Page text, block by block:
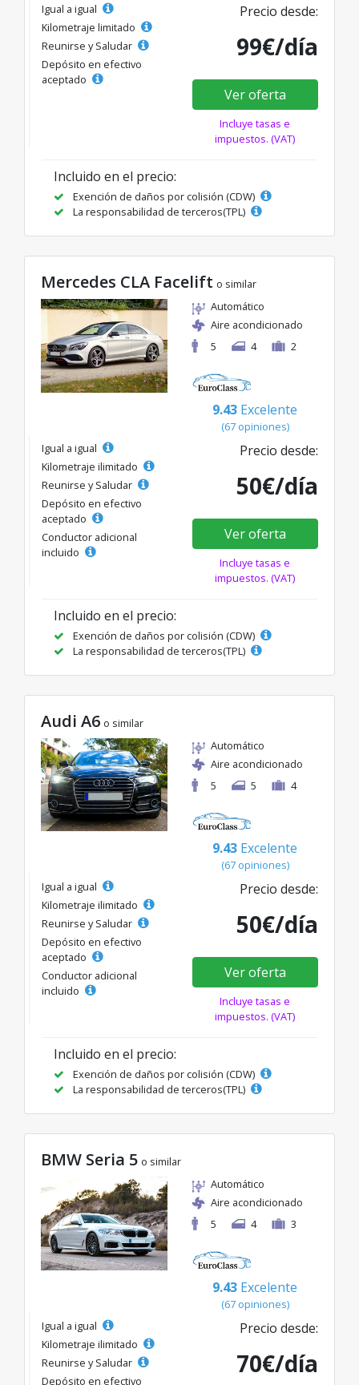
Igual a igual
Kilometraje limitado
Reunirse y Saludar
Depósito en efectivo
aceptado
Precio desde:
99€/día
Ver oferta
Incluye tasas e
impuestos. (VAT)
Incluido en el precio:
Exención de daños por colisión (CDW)
La responsabilidad de terceros(TPL)
Mercedes CLA Facelift o similar
Automático
Aire acondicionado
5
4 2
9.43 Excelente
(67 opiniones)
Igual a igual
Kilometraje ilimitado
Reunirse y Saludar
Depósito en efectivo
aceptado
Conductor adicional
incluido
Precio desde:
50€/día
Ver oferta
Incluye tasas e
impuestos. (VAT)
Incluido en el precio:
Exención de daños por colisión (CDW)
La responsabilidad de terceros(TPL)
Audi A6 o similar
Automático
Aire acondicionado
5
5 4
9.43 Excelente
(67 opiniones)
Igual a igual
Kilometraje ilimitado
Reunirse y Saludar
Depósito en efectivo
aceptado
Conductor adicional
incluido
Precio desde:
50€/día
Ver oferta
Incluye tasas e
impuestos. (VAT)
Incluido en el precio:
Exención de daños por colisión (CDW)
La responsabilidad de terceros(TPL)
BMW Seria 5 o similar
Automático
Aire acondicionado
5
4 3
9.43 Excelente
(67 opiniones)
Igual a igual
Kilometraje ilimitado
Reunirse y Saludar
Depósito en efectivo
Precio desde:
70€/día